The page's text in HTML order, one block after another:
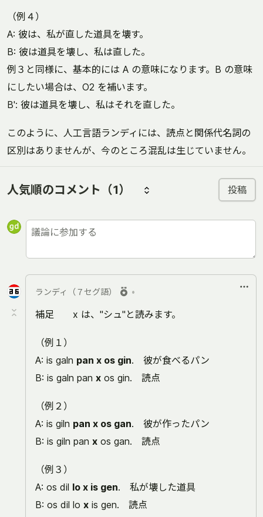
（例４）
A: 彼は、私が直した道具を壊す。
B: 彼は道具を壊し、私は直した。
例３と同様に、基本的には A の意味になります。B の意味
にしたい場合は、O2 を補います。
B': 彼は道具を壊し、私はそれを直した。
このように、人工言語ランディには、読点と関係代名詞の
区別はありませんが、今のところ混乱は生じていません。
人気順のコメント （1） 投稿
ランディ（７セグ語） •
補足 x は、"シュ"と読みます。
（例１）
A: is galn pan x os gin. 彼が食べるパン
B: is galn pan x os gin. 読点
（例２）
A: is giln pan x os gan. 彼が作ったパン
B: is giln pan x os gan. 読点
（例３）
A: os dil lo x is gen. 私が壊した道具
B: os dil lo x is gen. 読点